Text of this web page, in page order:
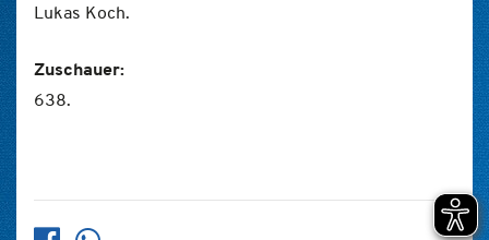
Lukas Koch.
Zuschauer:
638.